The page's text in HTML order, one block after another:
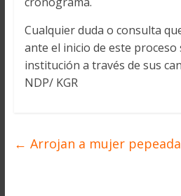
Cualquier duda o consulta
ante el inicio de este
institución a través de sus
NDP/ KGR
← Arrojan a mujer pepeada